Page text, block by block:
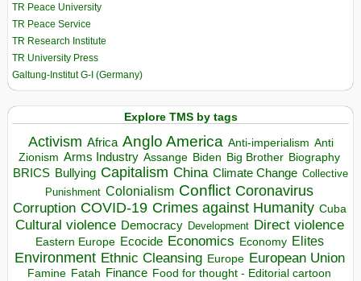
TR Peace University
TR Peace Service
TR Research Institute
TR University Press
Galtung-Institut G-I (Germany)
Explore TMS by tags
Activism Africa Anglo America Anti-imperialism Anti
Zionism Arms Industry Assange Biden Big Brother Biography
BRICS Bullying Capitalism China Climate Change Collective
Punishment Colonialism Conflict Coronavirus
Corruption COVID-19 Crimes against Humanity Cuba
Cultural violence Democracy Development Direct violence
Eastern Europe Ecocide Economics Economy Elites
Environment Ethnic Cleansing Europe European Union
Famine Fatah Finance Food for thought - Editorial cartoon